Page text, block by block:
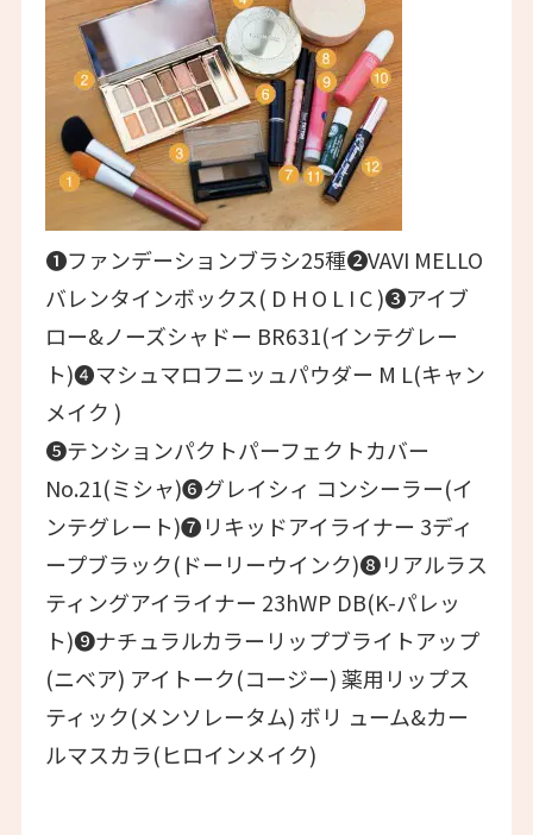
❶ファンデーションブラシ25種❷VAVI MELLO
バレンタインボックス( D H O L I C )❸アイブ
ロー&ノーズシャドー BR631(インテグレー
ト)❹マシュマロフニッュパウダー M L(キャン
メイク )
❺テンションパクトパーフェクトカバー
No.21(ミシャ)❻グレイシィ コンシーラー(イ
ンテグレート)❼リキッドアイライナー 3ディ
ープブラック(ドーリーウインク)❽リアルラス
ティングアイライナー 23hWP DB(K-パレッ
ト)❾ナチュラルカラーリップブライトアップ
(ニベア) アイトーク(コージー) 薬用リップス
ティック(メンソレータム) ボリ ューム&カー
ルマスカラ(ヒロインメイク)